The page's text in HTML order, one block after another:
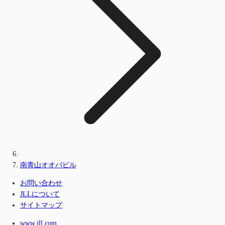
南青山オオバビル
お問い合わせ
JLLについて
サイトマップ
www.jll.com